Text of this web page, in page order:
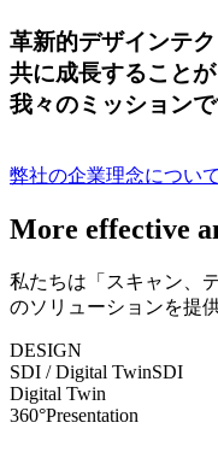
革新的デザインテ
共に成長することが
我々のミッションで
弊社の企業理念について
More effective
私たちは「スキャン、
のソリューションを提
DESIGN
SDI / Digital TwinSDI
Digital Twin
360°Presentation